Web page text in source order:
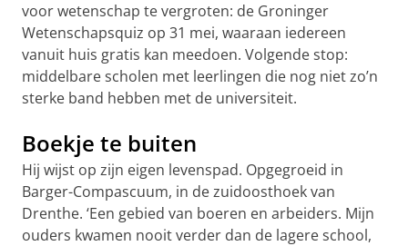
voor wetenschap te vergroten: de Groninger
Wetenschapsquiz op 31 mei, waaraan iedereen
vanuit huis gratis kan meedoen. Volgende stop:
middelbare scholen met leerlingen die nog niet zo’n
sterke band hebben met de universiteit.
Boekje te buiten
Hij wijst op zijn eigen levenspad. Opgegroeid in
Barger-Compascuum, in de zuidoosthoek van
Drenthe. ‘Een gebied van boeren en arbeiders. Mijn
ouders kwamen nooit verder dan de lagere school,